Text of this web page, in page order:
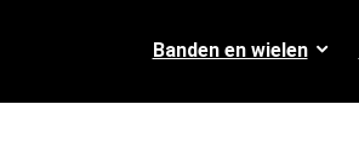
Banden en wielen